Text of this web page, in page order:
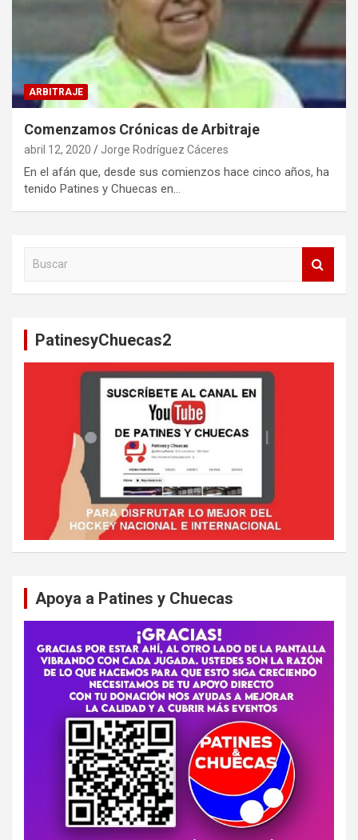
ARBITRAJE
Comenzamos Crónicas de Arbitraje
abril 12, 2020 Jorge Rodríguez Cáceres
En el afán que, desde sus comienzos hace cinco años, ha
tenido Patines y Chuecas en…
PatinesyChuecas2
Apoya a Patines y Chuecas